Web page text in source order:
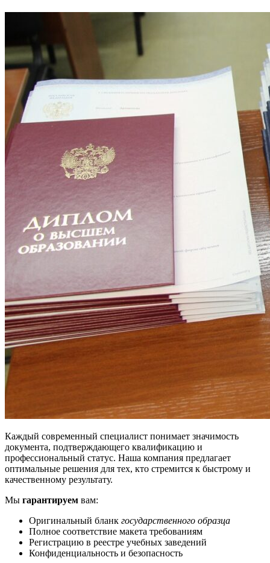
Каждый современный специалист понимает значимость
документа, подтверждающего квалификацию и
профессиональный статус. Наша компания предлагает
оптимальные решения для тех, кто стремится к быстрому и
качественному результату.
Мы гарантируем вам:
Оригинальный бланк государственного образца
Полное соответствие макета требованиям
Регистрацию в реестре учебных заведений
Конфиденциальность и безопасность